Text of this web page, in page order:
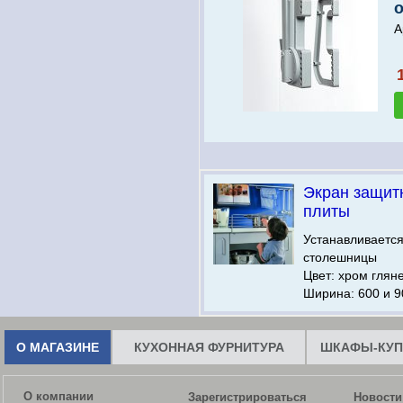
Экран
плиты
столешницы
Цвет: хром
Ширина: 600 и
О МАГАЗИНЕ КУХОННАЯ ФУРНИТУРА ШКАФЫ-
О компании Зарегистрироваться Новости